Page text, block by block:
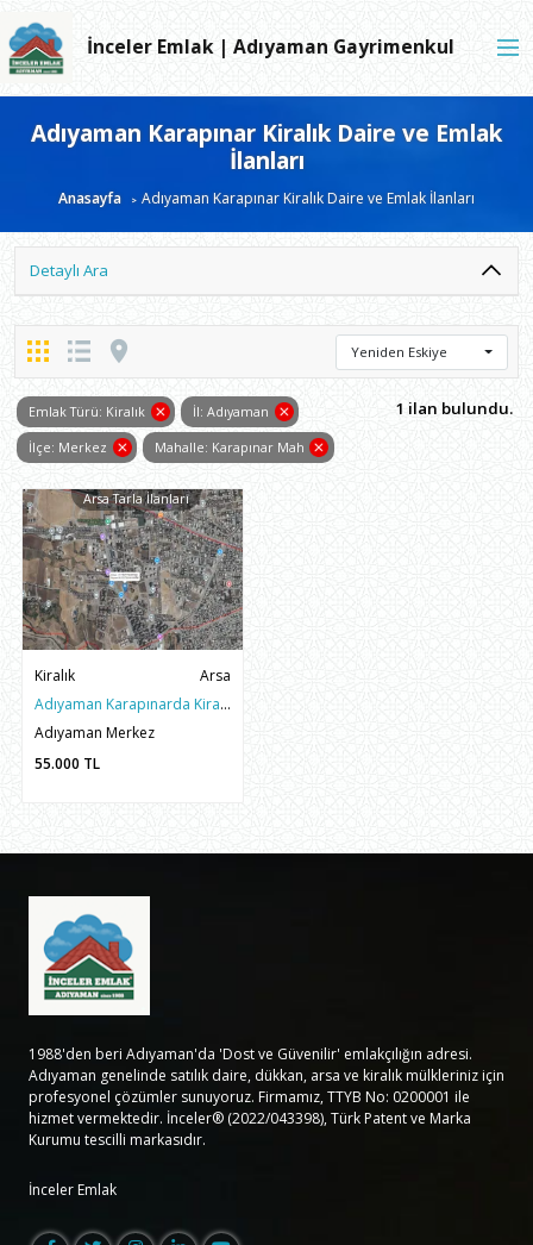
İnceler Emlak | Adıyaman Gayrimenkul
Adıyaman Karapınar Kiralık Daire ve Emlak
İlanları
Anasayfa Adıyaman Karapınar Kiralık Daire ve Emlak İlanları
Detaylı Ara
Yeniden Eskiye
1 ilan bulundu.
Emlak Türü: Kiralık İl: Adıyaman
İlçe: Merkez Mahalle: Karapınar Mah
Arsa Tarla İlanları
Kiralık
Arsa
Adıyaman Karapınarda Kiralık 900m2 Mükemmel Konumlu Arsa
Adıyaman Merkez
55.000 TL
1988'den beri Adıyaman'da 'Dost ve Güvenilir' emlakçılığın adresi.
Adıyaman genelinde satılık daire, dükkan, arsa ve kiralık mülkleriniz için
profesyonel çözümler sunuyoruz. Firmamız, TTYB No: 0200001 ile
hizmet vermektedir. İnceler® (2022/043398), Türk Patent ve Marka
Kurumu tescilli markasıdır.
İnceler Emlak